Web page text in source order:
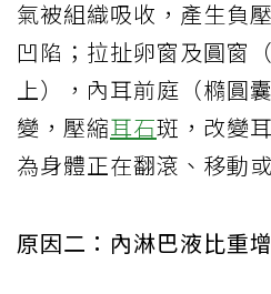
氣被組織吸收，產生負
凹陷；拉扯卵窗及圓窗
上），內耳前庭（橢圓
變，壓縮耳石斑，改變
為身體正在翻滾、移動
原因二：內淋巴液比重